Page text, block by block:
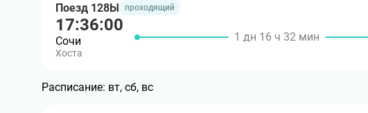
Поезд 128Ы проходящий
17:36:00
Сочи
Хоста
1 дн 16 ч 32 мин
Расписание: вт, сб, вс